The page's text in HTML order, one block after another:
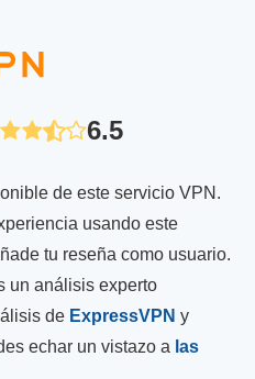
6.5
de este servicio VPN.
usando este
tu reseña como usuario.
un análisis experto
de ExpressVPN y
echar un vistazo a las